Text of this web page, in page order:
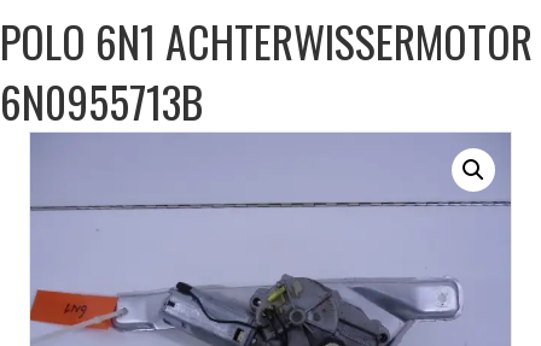
POLO 6N1 ACHTERWISSERMOTOR
6N0955713B